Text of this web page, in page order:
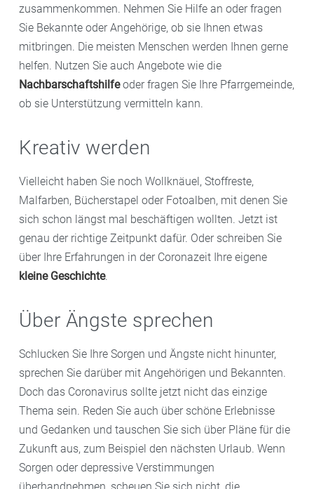
zusammenkommen. Nehmen Sie Hilfe an oder fragen
Sie Bekannte oder Angehörige, ob sie Ihnen etwas
mitbringen. Die meisten Menschen werden Ihnen gerne
helfen. Nutzen Sie auch Angebote wie die
Nachbarschaftshilfeoder fragen Sie Ihre Pfarrgemeinde,
ob sie Unterstützung vermitteln kann.
Kreativ werden
Vielleicht haben Sie noch Wollknäuel, Stoffreste,
Malfarben, Bücherstapel oder Fotoalben, mit denen Sie
sich schon längst mal beschäftigen wollten. Jetzt ist
genau der richtige Zeitpunkt dafür. Oder schreiben Sie
über Ihre Erfahrungen in der Coronazeit Ihre eigene
kleine Geschichte.
Über Ängste sprechen
Schlucken Sie Ihre Sorgen und Ängste nicht hinunter,
sprechen Sie darüber mit Angehörigen und Bekannten.
Doch das Coronavirus sollte jetzt nicht das einzige
Thema sein. Reden Sie auch über schöne Erlebnisse
und Gedanken und tauschen Sie sich über Pläne für die
Zukunft aus, zum Beispiel den nächsten Urlaub. Wenn
Sorgen oder depressive Verstimmungen